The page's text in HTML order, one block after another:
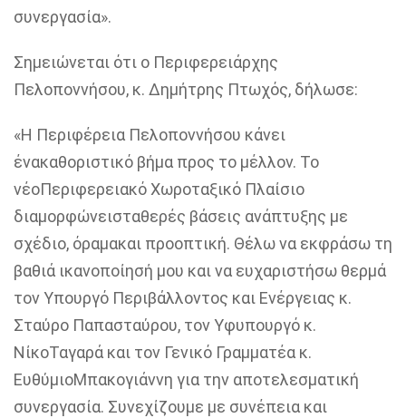
συνεργασία».
Σημειώνεται ότι ο Περιφερειάρχης
Πελοποννήσου, κ. Δημήτρης Πτωχός, δήλωσε:
«Η Περιφέρεια Πελοποννήσου κάνει
ένακαθοριστικο βήμα προς το μέλλον. Το
νέοΠεριφερειακο Χωροταξικο Πλαίσιο
διαμορφώνεισταθερές βάσεις ανάπτυξης με
σχέδιο, όραμακαι προοπτική. Θέλωνα εκφράσω τη
βαθια ικανοποίηση ́ μου και να ευχαριστήσω θερμα
τονΥπουργο Περιβάλλοντος και Ενέργειας κ.
Σταύρο Παπασταύρου, τονΥφυπουργο ́ κ.
ΝίκοΤαγαρα ́ και τον Γενικο Γραμματέα κ.
ΕυθύμιοΜπακογιάννη για την αποτελεσματικη
συνεργασία. Συνεχίζουμε με συνέπεια και